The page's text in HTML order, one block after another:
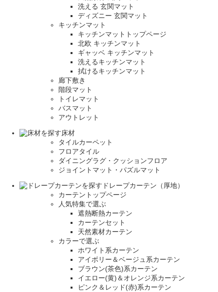
洗える 玄関マット
ディズニー 玄関マット
キッチンマット
キッチンマットトップページ
北欧 キッチンマット
ギャッベ キッチンマット
洗えるキッチンマット
拭けるキッチンマット
廊下敷き
階段マット
トイレマット
バスマット
アウトレット
床材
タイルカーペット
フロアタイル
ダイニングラグ・クッションフロア
ジョイントマット・パズルマット
ドレープカーテン（厚地）
カーテントップページ
人気特集で選ぶ
遮熱断熱カーテン
カーテンセット
天然素材カーテン
カラーで選ぶ
ホワイト系カーテン
アイボリー＆ベージュ系カーテン
ブラウン(茶色)系カーテン
イエロー(黄)＆オレンジ系カーテン
ピンク＆レッド(赤)系カーテン